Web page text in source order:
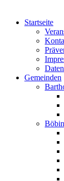
Startseite
Gemeinden